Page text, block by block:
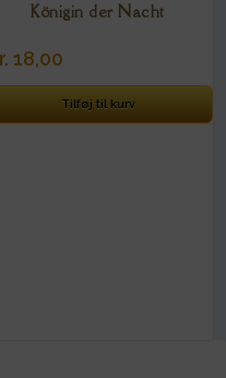
Königin der Nacht
18,00
Tilføj til kurv